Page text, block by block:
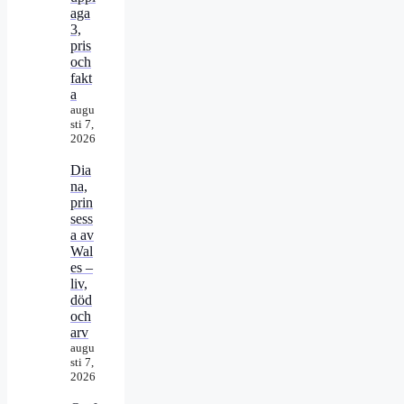
aga
3,
pris
och
fakt
a
augu
sti 7,
2026
Dia
na,
prin
sess
a av
Wal
es –
liv,
död
och
arv
augu
sti 7,
2026